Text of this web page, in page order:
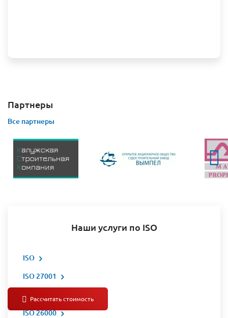
Партнеры
Все партнеры
Наши услуги по ISO
ISO
ISO 27001
ИСМ
ISO 26000